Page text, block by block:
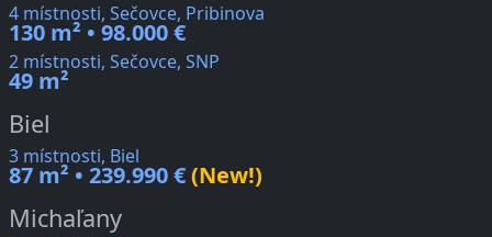
4 místnosti, Sečovce, Pribinova
130 m² • 98.000 €
2 místnosti, Sečovce, SNP
49 m²
Biel
3 místnosti, Biel
87 m² • 239.990 €(New!)
Michaľany